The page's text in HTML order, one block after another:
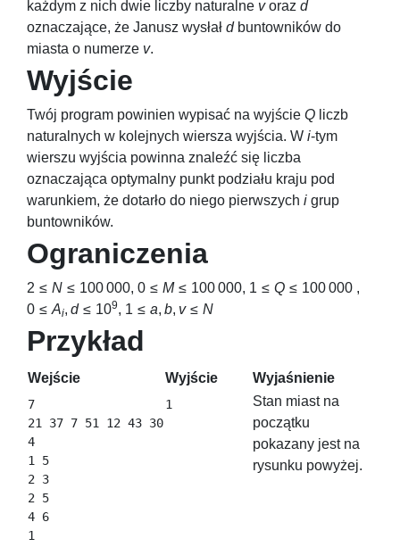
każdym z nich dwie liczby naturalne voraz d
oznaczające, że Janusz wysłał dbuntowników do
miasta o numerze v.
Wyjście
Twój program powinien wypisać na wyjście Q liczb
naturalnych w kolejnych wiersza wyjścia. W i-tym
wierszu wyjścia powinna znaleźć się liczba
oznaczająca optymalny punkt podziału kraju pod
warunkiem, że dotarło do niego pierwszych i grup
buntowników.
Ograniczenia
2 ≤ N ≤ 100 000, 0 ≤ M≤ 100 000, 1 ≤ Q ≤ 100 000 ,
0 ≤ Ai, d≤ 109, 1 ≤ a, b, v≤ N
Przykład
Wejście Wyjście Wyjaśnienie
7
21 37 7 51 12 43 30
4
1 5
2 3
2 5
4 6
1
Stan miast na
początku
pokazany jest na
rysunku powyżej.